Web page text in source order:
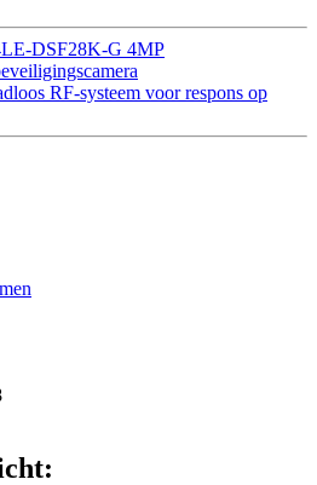
DSF28K-G 4MP
RF-systeem voor respons op